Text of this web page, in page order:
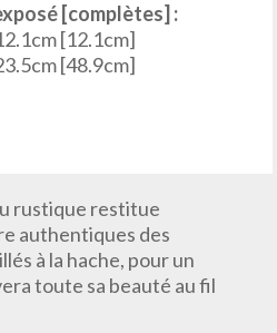
[complètes] :
[12.1cm]
[48.9cm]
rustique restitue
authentiques des
à la hache, pour un
toute sa beauté au fil